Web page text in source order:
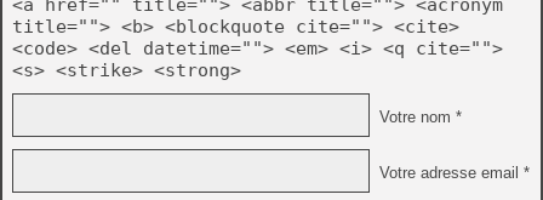
<a href="" title=""> <abbr title=""> <acronym
title=""> <b> <blockquote cite=""> <cite>
<code> <del datetime=""> <em> <i> <q cite="">
<s> <strike> <strong>
Votre nom *
Votre adresse email *